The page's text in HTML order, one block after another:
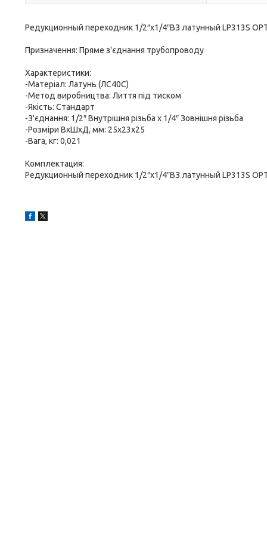
Редукционный переходник 1/2″х1/4″ВЗ латунный LP313S
Призначення: Пряме з'єднання трубопроводу
Характеристики:
-Матеріал: Латунь (ЛС40С)
-Метод виробництва: Лиття під тиском
-Якість: Cтандарт
-З'єднання: 1/2″ Внутрішня різьба х 1/4″ Зовнішня різьба
-Розміри ВхШхД, мм: 25х23х25
-Вага, кг: 0,021
Комплектация:
Редукционный переходник 1/2″х1/4″ВЗ латунный LP313S